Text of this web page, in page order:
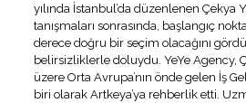
yılında İstanbul’da düzenlenen Çekya
tanışmaları sonrasında, başlangıç
derece doğru bir seçim olacağını
belirsizliklerle doluydu. YeYe Agency,
üzere Orta Avrupa’nın önde gelen İş
biri olarak Artkeya’ya rehberlik etti.